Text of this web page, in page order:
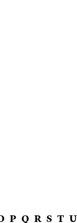
P Q R S T U